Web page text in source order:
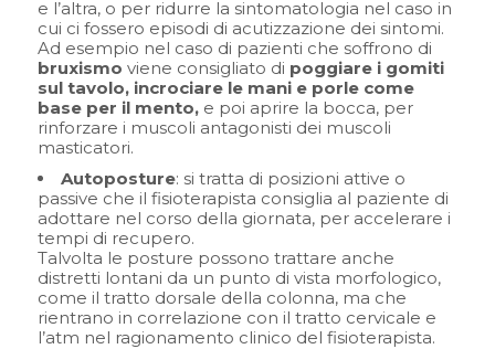
e l’altra, o per ridurre la sintomatologia nel caso in
cui ci fossero episodi di acutizzazione dei sintomi.
Ad esempio nel caso di pazienti che soffrono di
bruxismo viene consigliato di poggiare i gomiti
sul tavolo, incrociare le mani e porle come
base per il mento,e poi aprire la bocca, per
rinforzare i muscoli antagonisti dei muscoli
masticatori.
Autoposture: si tratta di posizioni attive o
passive che il fisioterapista consiglia al paziente di
adottare nel corso della giornata, per accelerare i
tempi di recupero.
Talvolta le posture possono trattare anche
distretti lontani da un punto di vista morfologico,
come il tratto dorsale della colonna, ma che
rientrano in correlazione con il tratto cervicale e
l’atm nel ragionamento clinico del fisioterapista.